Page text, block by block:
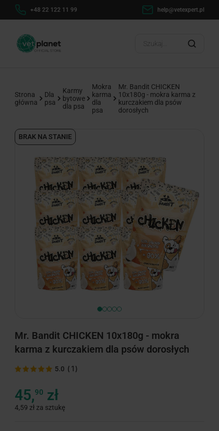
+48 22 122 11 99 help@vetexpert.pl
Strona
główna
Dla
psa
Karmy
bytowe
dla psa
Mokra
karma
dla
psa
Mr. Bandit CHICKEN
10x180g - mokra karma z
kurczakiem dla psów
dorosłych
BRAK NA STANIE
Mr. Bandit CHICKEN 10x180g - mokra
karma z kurczakiem dla psów dorosłych
5.0 ( 1 )
45,90 zł
4,59 zł za sztukę